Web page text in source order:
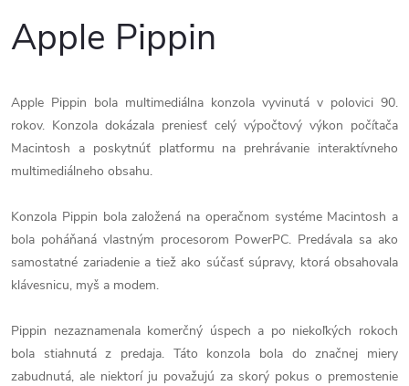
Apple Pippin
Apple Pippin bola multimediálna konzola vyvinutá v polovici 90.
rokov. Konzola dokázala preniesť celý výpočtový výkon počítača
Macintosh a poskytnúť platformu na prehrávanie interaktívneho
multimediálneho obsahu.
Konzola Pippin bola založená na operačnom systéme Macintosh a
bola poháňaná vlastným procesorom PowerPC. Predávala sa ako
samostatné zariadenie a tiež ako súčasť súpravy, ktorá obsahovala
klávesnicu, myš a modem.
Pippin nezaznamenala komerčný úspech a po niekoľkých rokoch
bola stiahnutá z predaja. Táto konzola bola do značnej miery
zabudnutá, ale niektorí ju považujú za skorý pokus o premostenie